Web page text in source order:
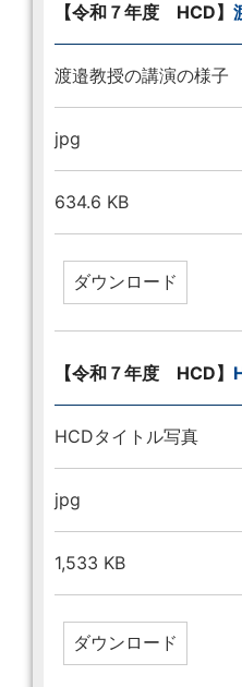
【令和７年度 HCD】
渡邉教授の講演の様子
jpg
634.6 KB
【令和７年度 HCD】
HCDタイトル写真
jpg
1,533 KB